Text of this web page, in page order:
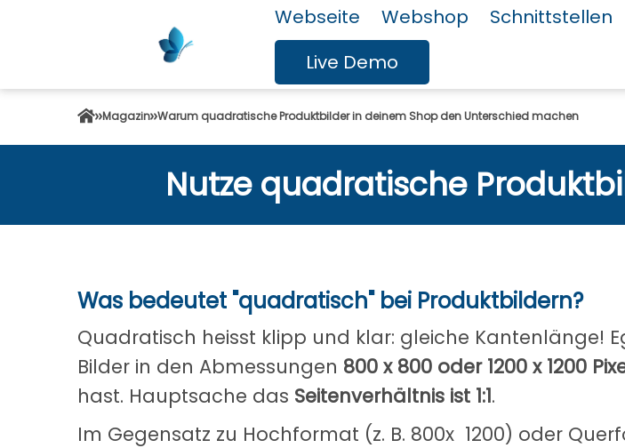
Webseite Webshop Schnittstellen
Live Demo
Magazin Warum quadratische Produktbilder in deinem Shop den Unterschied machen
Nutze quadratische
Was bedeutet "quadratisch" bei Produktbildern?
Quadratisch heisst klipp und klar: gleiche Kantenlänge!
Bilder in den Abmessungen 800 x 800 oder 1200 x 1200
hast. Hauptsache das Seitenverhältnis ist 1:1.
Im Gegensatz zu Hochformat (z. B. 800x 1200) oder